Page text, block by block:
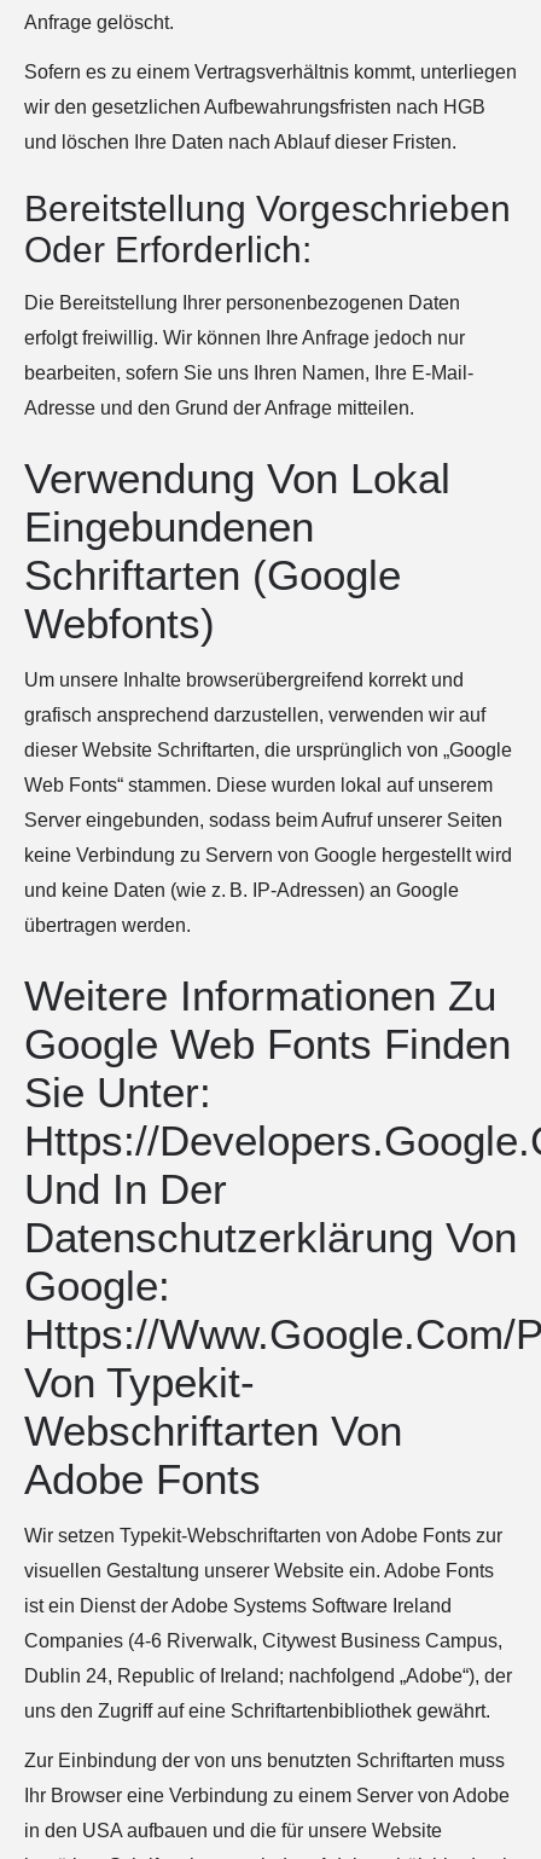
Anfrage gelöscht.
Sofern es zu einem Vertragsverhältnis kommt, unterliegen
wir den gesetzlichen Aufbewahrungsfristen nach HGB
und löschen Ihre Daten nach Ablauf dieser Fristen.
Bereitstellung Vorgeschrieben
Oder Erforderlich:
Die Bereitstellung Ihrer personenbezogenen Daten
erfolgt freiwillig. Wir können Ihre Anfrage jedoch nur
bearbeiten, sofern Sie uns Ihren Namen, Ihre E-Mail-
Adresse und den Grund der Anfrage mitteilen.
Verwendung Von Lokal
Eingebundenen
Schriftarten (Google
Webfonts)
Um unsere Inhalte browserübergreifend korrekt und
grafisch ansprechend darzustellen, verwenden wir auf
dieser Website Schriftarten, die ursprünglich von „Google
Web Fonts“ stammen. Diese wurden lokal auf unserem
Server eingebunden, sodass beim Aufruf unserer Seiten
keine Verbindung zu Servern von Google hergestellt wird
und keine Daten (wie z. B. IP-Adressen) an Google
übertragen werden.
Weitere Informationen Zu
Google Web Fonts Finden
Sie Unter:
Https://
Und In Der
Datenschutzerklärung Von
Google:
Https://www.google.com/
Von Typekit-
Webschriftarten Von
Adobe Fonts
Wir setzen Typekit-Webschriftarten von Adobe Fonts zur
visuellen Gestaltung unserer Website ein. Adobe Fonts
ist ein Dienst der Adobe Systems Software Ireland
Companies (4-6 Riverwalk, Citywest Business Campus,
Dublin 24, Republic of Ireland; nachfolgend „Adobe“), der
uns den Zugriff auf eine Schriftartenbibliothek gewährt.
Zur Einbindung der von uns benutzten Schriftarten muss
Ihr Browser eine Verbindung zu einem Server von Adobe
in den USA aufbauen und die für unsere Website